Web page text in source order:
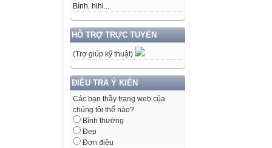
Bình. hihi...
HỖ TRỢ TRỰC TUYẾN
(Trợ giúp kỹ thuật)
ĐIỀU TRA Ý KIẾN
Các bạn thầy trang web của
chúng tôi thế nào?
Bình thường
Đẹp
Đơn điệu